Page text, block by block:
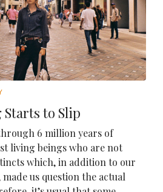
to Slip
6 million years of
living beings who are not
which, in addition to our
us question the actual